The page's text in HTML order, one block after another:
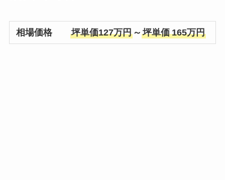
相場価格坪単価127万円 ～坪単価 165万円